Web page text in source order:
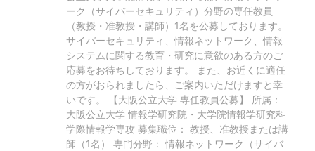
ーク（サイバーセキュリティ）分野の専任教員
（教授・准教授・講師）1名を公募しております。
サイバーセキュリティ、情報ネットワーク、情報
システムに関する教育・研究に意欲のある方のご
応募をお待ちしております。 また、お近くに適任
の方がおられましたら、ご案内いただけますと幸
いです。 【大阪公立大学 専任教員公募】 所属：
大阪公立大学 情報学研究院・大学院情報学研究科
学際情報学専攻 募集職位： 教授、准教授または講
師（1名） 専門分野： 情報ネットワーク（サイバ